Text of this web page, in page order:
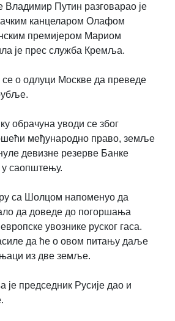
Владимир Путин разговарао је
канцеларом Олафом
премијером Мариом
је прес служба Кремља.
се о одлуци Москве да преведе
обрачуна уводи се због
међународно право, земље
девизне резерве Банке
у саопштењу.
са Шолцом напоменуо да
да доведе до погоршања
увознике руског гаса.
да ће о овом питању даље
из две земље.
председник Русије дао и